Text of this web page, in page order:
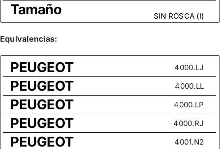
Tamaño
rosca SIN ROSCA (I)
Medida
de rosca
(rótula
axial)
Equivalencias:
PEUGEOT 4000.LJ
PEUGEOT 4000.LL
PEUGEOT 4000.LP
PEUGEOT 4000.RJ
PEUGEOT 4001.N2